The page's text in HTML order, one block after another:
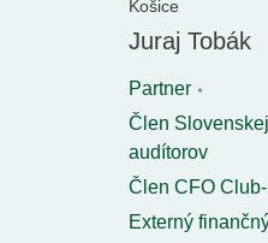
Košice
Juraj Tobák
Partner
Člen
audítorov
Člen CFO
Externý